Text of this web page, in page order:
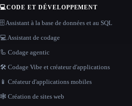
💻CODE ET DÉVELOPPEMENT
🗄️ Assistant à la base de données et au SQL
💻 Assistant de codage
🦾 Codage agentic
🛠️ Codage Vibe et créateur d'applications
📱 Créateur d'applications mobiles
🕸 Création de sites web